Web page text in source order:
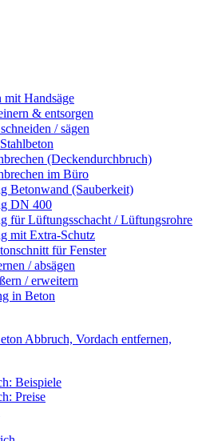
Handsäge
& entsorgen
/ sägen
(Deckendurchbruch)
im Büro
Betonwand (Sauberkeit)
DN 400
für Lüftungsschacht / Lüftungsrohre
mit Extra-Schutz
für Fenster
/ absägen
/ erweitern
in Beton
Abbruch, Vordach entfernen,
Beispiele
Preise